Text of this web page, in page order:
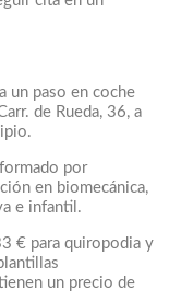
un paso en coche
de Rueda, 36, a
por
en biomecánica,
e infantil.
€ para quiropodia y
un precio de